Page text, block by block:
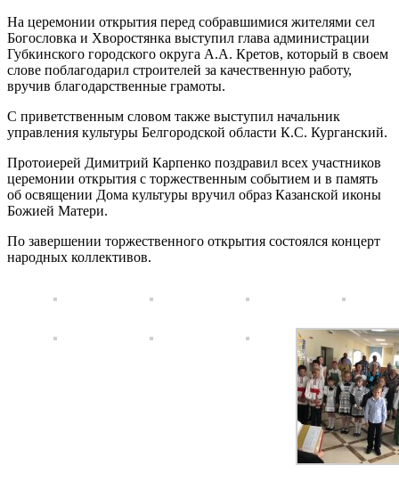
На церемонии открытия перед собравшимися жителями сел
Богословка и Хворостянка выступил глава администрации
Губкинского городского округа А.А. Кретов, который в своем
слове поблагодарил строителей за качественную работу,
вручив благодарственные грамоты.
С приветственным словом также выступил начальник
управления культуры Белгородской области К.С. Курганский.
Протоиерей Димитрий Карпенко поздравил всех участников
церемонии открытия с торжественным событием и в память
об освящении Дома культуры вручил образ Казанской иконы
Божией Матери.
По завершении торжественного открытия состоялся концерт
народных коллективов.